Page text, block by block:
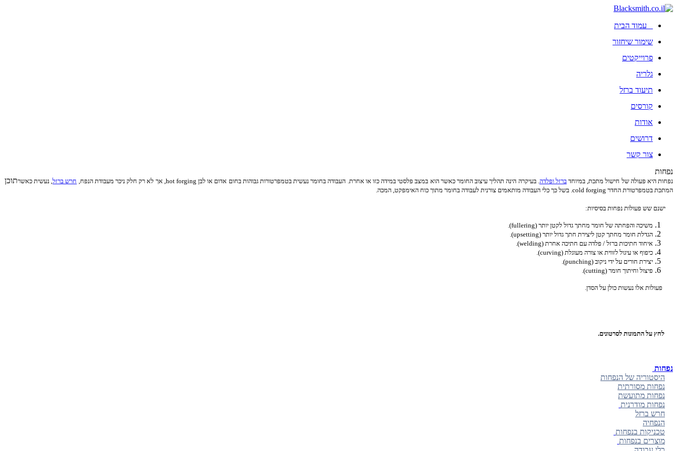
עמוד הבית
שימור שיחזור
פרוייקטים
גלריה
תיעוד ברזל
קורסים
אודות
דרושים
צור קשר
נפחות
נפחות היא פעולה של חישול מתכת, במיוחדברזל ופלדה. בעיקרה הינה תהליך עיצוב החומר כאשר הוא במצב פלסטי במידה כזו או אחרת. העבודה בחומר נעשית בטמפרטורות גבוהות בחום אדום או לבן hot forging, אך לא רק חלק ניכר מעבודת הנפח, חרש ברזל, נעשית כאשר
המתכת בטמפרטורת החדר cold forging. בשל כך כלי העבודה מותאמים צורנית לעבודה בחומר מתוך כוח האימפקט, המכה.
ישנם שש פעולות נפחות בסיסיות:
משיכה והפחתה של חומר מחתך גדול לקטן יותר (fullering).
הגדלת חומר מחתך קטן ליצירת חתך גדול יותר (upsetting).
איחוד חתיכות ברזל / פלדה עם חתיכה אחרת (welding).
כיפוף או עיגול לזווית או צורה מעוגלת (curving).
יצירת חורים על ידי ניקוב (punching).
פיצול וחיתוך חומר (cutting).
פעולות אלו נעשות כולן על הסדן.
לחץ על התמונות לסרטונים.
תוכן
נפחות
היסטוריה של הנפחות
נפחות מסורתית
נפחות מתועשת
נפחות מודרנית
חרש ברזל
הנפחיה
טכניקות בנפחות
מוצרים בנפחות